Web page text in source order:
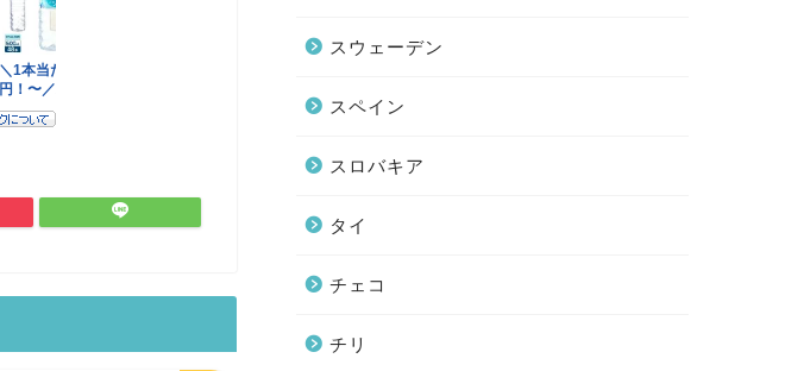
スウェーデン
スペイン
スロバキア
タイ
チェコ
チリ